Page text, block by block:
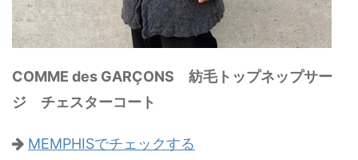
COMME des GARÇONS 紡毛トップネップサー
ジ チェスターコート
MEMPHISでチェックする